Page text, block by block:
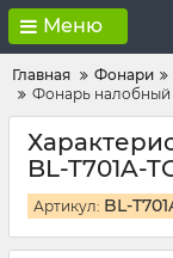
Меню
Главная Фонари
Фонарь налобный
BL-T701A-
Артикул: BL-